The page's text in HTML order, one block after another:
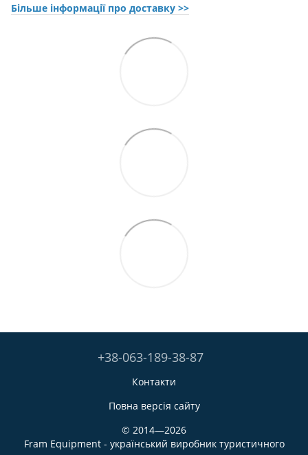
Більше інформації про доставкy >>
+38-063-189-38-87
Контакти
Повна версія сайту
© 2014—2026
Fram Equipment - український виробник туристичного